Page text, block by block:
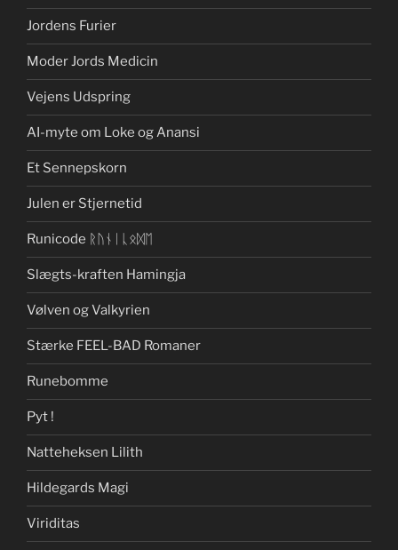
Jordens Furier
Moder Jords Medicin
Vejens Udspring
AI-myte om Loke og Anansi
Et Sennepskorn
Julen er Stjernetid
Runicode ᚱᚢᚾᛁᚳᛟᛞᛖ
Slægts-kraften Hamingja
Vølven og Valkyrien
Stærke FEEL-BAD Romaner
Runebomme
Pyt !
Natteheksen Lilith
Hildegards Magi
Viriditas